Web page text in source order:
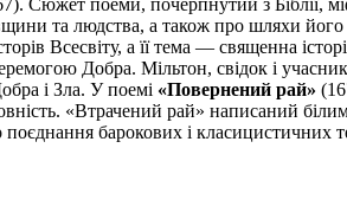
Сюжет поеми, почерпнутий з Біблії,
та людства, а також про шляхи
Всесвіту, а її тема — священна
Добра. Мільтон, свідок і
і Зла. У поемі «Повернений рай»
«Втрачений рай» написаний
барокових і класицистичних